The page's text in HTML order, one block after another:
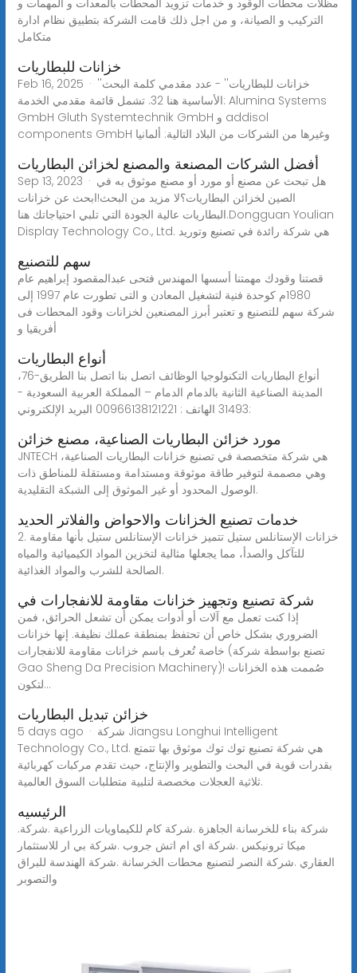
التركيب و الصيانة، و من اجل ذلك قامت الشركة بتطبيق نظام ادارة
متكامل
خزانات للبطاريات
Feb 16, 2025 · ''خزانات للبطاريات'' - عدد مقدمي كلمة البحث
الأساسية هنا 32. تشمل قائمة مقدمي الخدمة: Alumina Systems
GmbH Gluth Systemtechnik GmbH و addisol
components GmbH وغيرها من الشركات من البلاد التالية: ألمانيا
أفضل الشركات المصنعة والمصنع لخزائن البطاريات
Sep 13, 2023 · هل تبحث عن مصنع أو مورد أو مصنع موثوق به في
الصين لخزائن البطاريات؟لا مزيد من البحث!ابحث عن خزانات
البطاريات عالية الجودة التي تلبي احتياجاتك هنا.Dongguan Youlian
Display Technology Co., Ltd. هي شركة رائدة في تصنيع وتوريد
سهم للتصنيع
قصتنا وقودك مهمتنا أسسها المهندس فتحى عبدالمقصود إبراهيم عام
1980م كوحدة فنية لتشغيل المعادن و التى تطورت عام 1997 إلى
شركة سهم للتصنيع و تعتبر أبرز المصنعين لخزانات وقود المحطات فى
أفريقيا و
أنواع البطاريات
أنواع البطاريات التكنولوجيا الوظائف اتصل بنا اتصل بنا الطريق-76،
المدينة الصناعية الثانية بالدمام الدمام – المملكة العربية السعودية -
31493 الهاتف : 00966138121221 البريد الإلكتروني:
مورد خزائن البطاريات الصناعية، مصنع خزائن
JNTECH هي شركة متخصصة في تصنيع خزانات البطاريات الصناعية،
وهي مصممة لتوفير طاقة موثوقة ومستدامة ومستقلة للمناطق ذات
الوصول المحدود أو غير الموثوق إلى الشبكة التقليدية.
خدمات تصنيع الخزانات والاحواض والفلاتر الحديد
2. خزانات الإستانلس ستيل تتميز خزانات الإستانلس ستيل بأنها مقاومة
للتآكل والصدأ، مما يجعلها مثالية لتخزين المواد الكيميائية والمياه
الصالحة للشرب والمواد الغذائية.
شركة تصنيع وتجهيز خزانات مقاومة للانفجارات في
إذا كنت تعمل مع آلات أو أدوات يمكن أن تشعل الحرائق، فمن
الضروري بشكل خاص أن تحتفظ بمنطقة عملك نظيفة. إنها خزانات
خاصة تُعرف باسم خزانات مقاومة للانفجارات (تصنع بواسطة شركة
Gao Sheng Da Precision Machinery)! صُممت هذه الخزانات
لتكون...
خزائن تبديل البطاريات
5 days ago · شركة Jiangsu Longhui Intelligent
Technology Co., Ltd. هي شركة تصنيع توك توك موثوق بها تتمتع
بقدرات قوية في البحث والتطوير والإنتاج، حيث تقدم مركبات كهربائية
ثلاثية العجلات مخصصة لتلبية متطلبات السوق العالمية.
الرئيسيه
.شركة بناء للخرسانة الجاهزة .شركة كام للكيماويات الزراعية .شركة
ميكا ترونيكس .شركة اي ام اتش جروب .شركة بي ار للاستثمار
العقاري .شركة النصر لتصنيع محطات الخرسانة .شركة الهندسة للبراق
والتصوبر